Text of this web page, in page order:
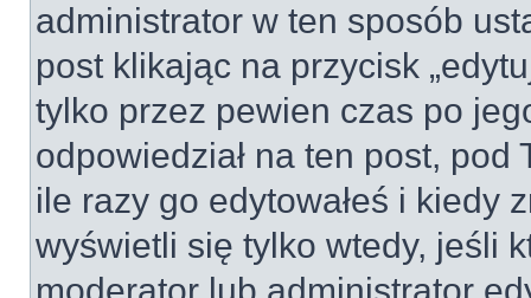
administrator w ten sposób
post klikając na przycisk
tylko przez pewien czas po
odpowiedział na ten post,
ile razy go edytowałeś i kiedy
wyświetli się tylko wtedy, jeśli